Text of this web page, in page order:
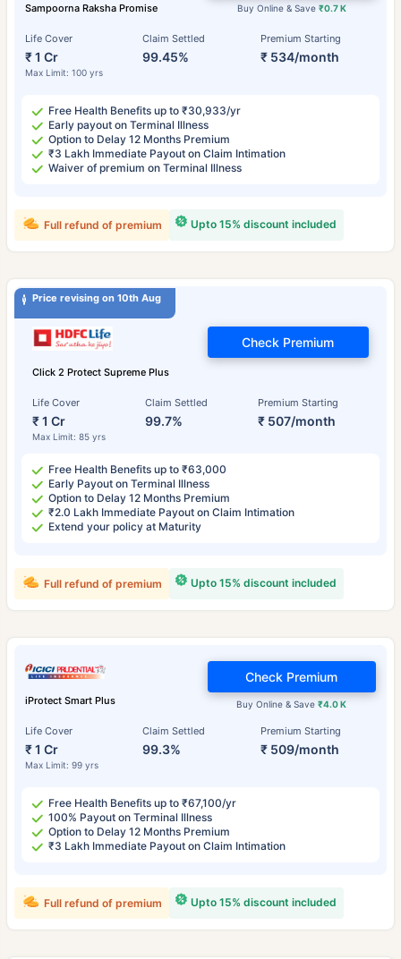
Sampoorna Raksha Promise
Life Cover
₹ 1 Cr
Max Limit: 100 yrs
Claim Settled
99.45%
Premium Starting
₹ 534/month
Buy Online & Save ₹0.7 K
Free Health Benefits up to ₹30,933/yr
Early payout on Terminal Illness
Option to Delay 12 Months Premium
₹3 Lakh Immediate Payout on Claim Intimation
Waiver of premium on Terminal Illness
Upto 15% discount included
Full refund of premium
Price revising on 10th Aug
Click 2 Protect Supreme Plus
Life Cover
₹ 1 Cr
Max Limit: 85 yrs
Claim Settled
99.7%
Premium Starting
₹ 507/month
Check Premium
Free Health Benefits up to ₹63,000
Early Payout on Terminal Illness
Option to Delay 12 Months Premium
₹2.0 Lakh Immediate Payout on Claim Intimation
Extend your policy at Maturity
Upto 15% discount included
Full refund of premium
iProtect Smart Plus
Life Cover
₹ 1 Cr
Max Limit: 99 yrs
Claim Settled
99.3%
Premium Starting
₹ 509/month
Buy Online & Save₹4.0 K
Check Premium
Free Health Benefits up to ₹67,100/yr
100% Payout on Terminal Illness
Option to Delay 12 Months Premium
₹3 Lakh Immediate Payout on Claim Intimation
Upto 15% discount included
Full refund of premium